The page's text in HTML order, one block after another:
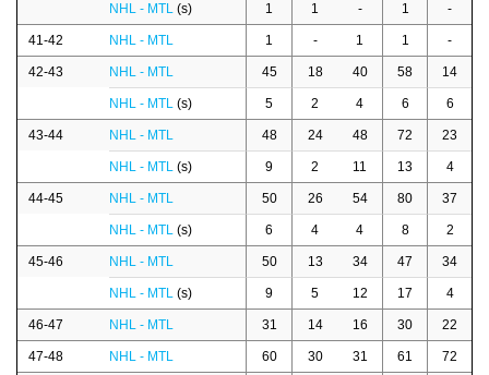
NHL - MTL (s) 1 1 - 1 -
41-42 NHL - MTL 1 - 1 1 -
42-43 NHL - MTL 45 18 40 58 14
NHL - MTL (s) 5 2 4 6 6
43-44 NHL - MTL 48 24 48 72 23
NHL - MTL (s) 9 2 11 13 4
44-45 NHL - MTL 50 26 54 80 37
NHL - MTL (s) 6 4 4 8 2
45-46 NHL - MTL 50 13 34 47 34
NHL - MTL (s) 9 5 12 17 4
46-47 NHL - MTL 31 14 16 30 22
47-48 NHL - MTL 60 30 31 61 72